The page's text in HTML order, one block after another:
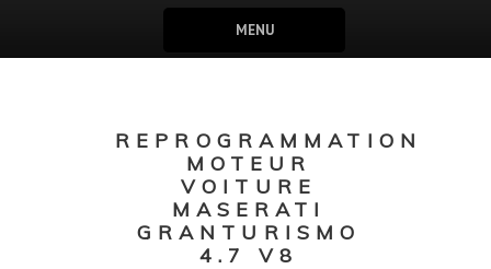
MENU
REPROGRAMMATION
MOTEUR
VOITURE
MASERATI
GRANTURISMO
4.7 V8